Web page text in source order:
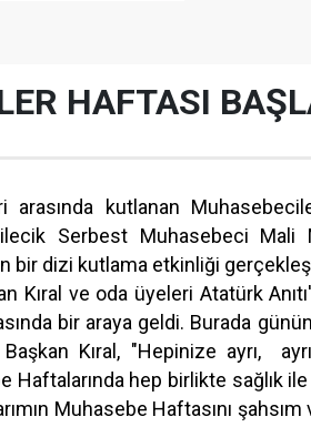
HAFTASI
kutlanan
Serbest Muhasebeci Mali
bir dizi kutlama etkinliği
Kıral ve oda üyeleri Atatürk
bir araya geldi. Burada
Kıral, "Hepinize ayrı,
hep birlikte sağlık
Muhasebe Haftasını şahsım